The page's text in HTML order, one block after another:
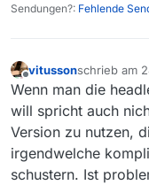
Sendungen?: Fehlende
vitussonschrieb am
zuletzt
Wenn man die
will spricht auch
Version zu nutzen,
irgendwelche
schustern. Ist